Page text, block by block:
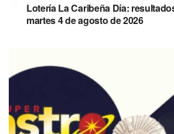
Lotería La Caribeña Día:
martes 4 de agosto de 2026